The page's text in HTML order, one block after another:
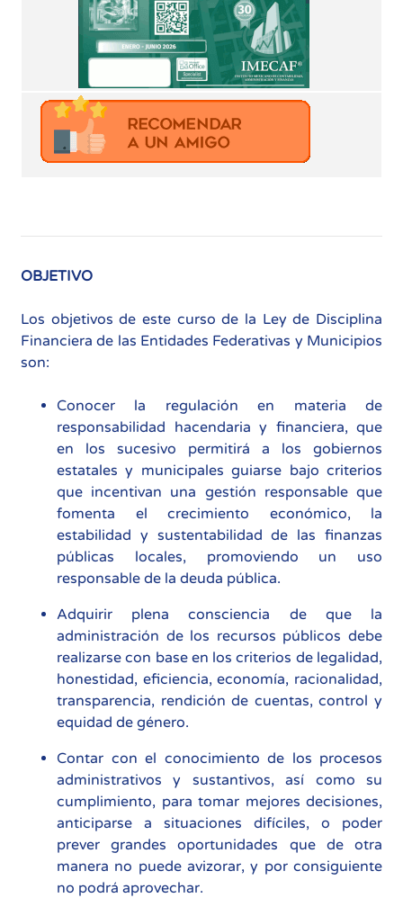
OBJETIVO
Los objetivos de este curso de la Ley de Disciplina
Financiera de las Entidades Federativas y Municipios
son:
Conocer la regulación en materia de
responsabilidad hacendaria y financiera, que
en los sucesivo permitirá a los gobiernos
estatales y municipales guiarse bajo criterios
que incentivan una gestión responsable que
fomenta el crecimiento económico, la
estabilidad y sustentabilidad de las finanzas
públicas locales, promoviendo un uso
responsable de la deuda pública.
Adquirir plena consciencia de que la
administración de los recursos públicos debe
realizarse con base en los criterios de legalidad,
honestidad, eficiencia, economía, racionalidad,
transparencia, rendición de cuentas, control y
equidad de género.
Contar con el conocimiento de los procesos
administrativos y sustantivos, así como su
cumplimiento, para tomar mejores decisiones,
anticiparse a situaciones difíciles, o poder
prever grandes oportunidades que de otra
manera no puede avizorar, y por consiguiente
no podrá aprovechar.